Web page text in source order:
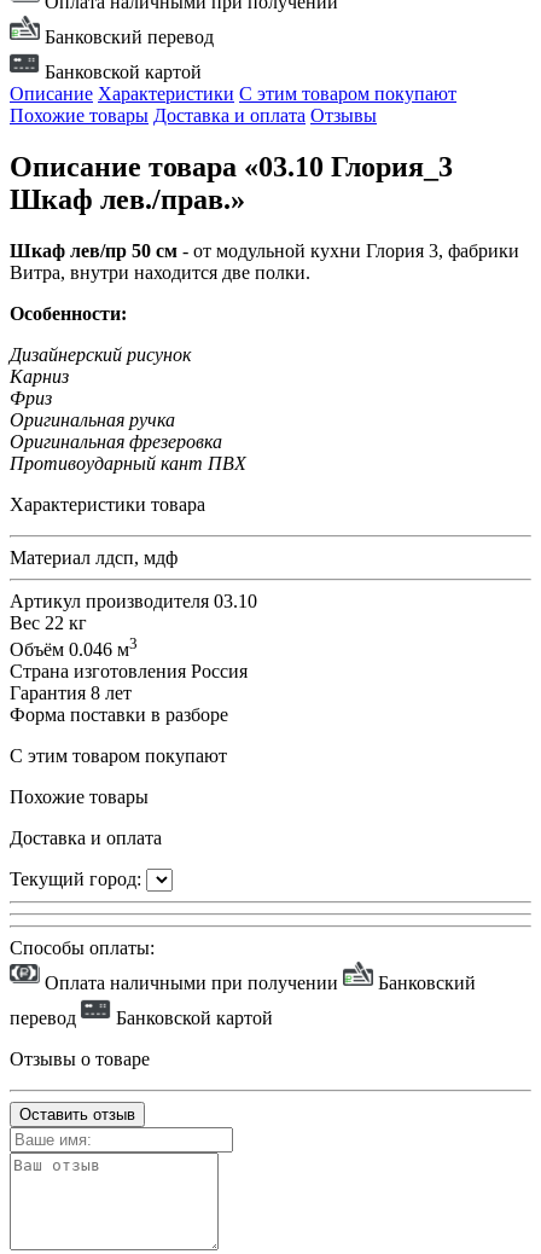
Банковский перевод
Банковской картой
Описание Характеристики С этим товаром покупают
Похожие товары Доставка и оплата Отзывы
Описание товара «03.10 Глория_3
Шкаф лев./прав.»
Шкаф лев/пр 50 см - от модульной кухни Глория 3, фабрики
Витра, внутри находится две полки.
Особенности:
Дизайнерский рисунок
Карниз
Фриз
Оригинальная ручка
Оригинальная фрезеровка
Противоударный кант ПВХ
Характеристики товара
Материал лдсп, мдф
Артикул производителя 03.10
Вес 22 кг
Объём 0.046 м3
Страна изготовления Россия
Гарантия 8 лет
Форма поставки в разборе
С этим товаром покупают
Похожие товары
Доставка и оплата
Текущий город:
Способы оплаты:
Оплата наличными при получении
Банковский
перевод
Банковской картой
Отзывы о товаре
Оставить отзыв